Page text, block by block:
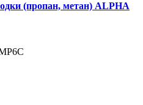
(пропан, метан) ALPHA